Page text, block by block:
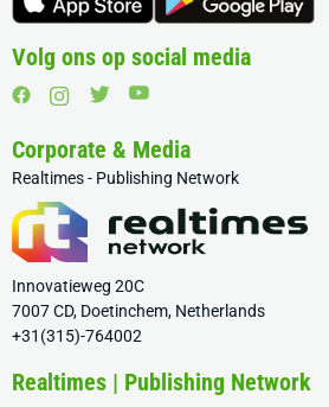
Volg ons op social media
Corporate & Media
Realtimes - Publishing Network
Innovatieweg 20C
7007 CD, Doetinchem, Netherlands
+31(315)-764002
Realtimes | Publishing Network